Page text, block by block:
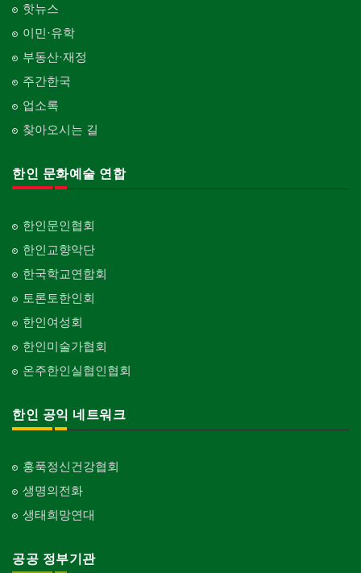
핫뉴스
이민·유학
부동산·재정
주간한국
업소록
찾아오시는 길
한인 문화예술 연합
한인문인협회
한인교향악단
한국학교연합회
토론토한인회
한인여성회
한인미술가협회
온주한인실협인협회
한인 공익 네트워크
홍푹정신건강협회
생명의전화
생태희망연대
공공 정부기관